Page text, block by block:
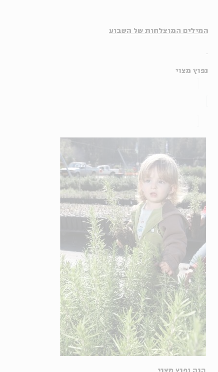
המילים המוצלחות של השבוע
נפוץ מצוי